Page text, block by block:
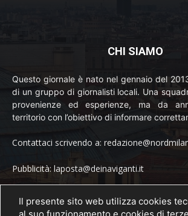
CHI SIAMO
Questo giornale è nato nel gennaio del
di un gruppo di giornalisti locali. Una
provenienze ed esperienze, ma da
territorio con l’obiettivo di informare
Contattaci scrivendo a:
Pubblicità: laposta@deinaviganti.it
Tel. 389 1492573
Il presente sito web utilizza cookies